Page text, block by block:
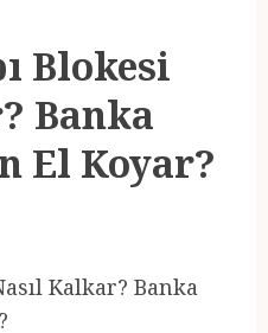
Blokesi
Banka
El Koyar?
Kalkar? Banka